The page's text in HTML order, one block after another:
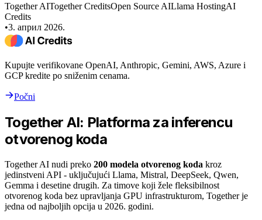
Together AITogether CreditsOpen Source AILlama HostingAI
Credits
•3. април 2026.
Kupujte verifikovane OpenAI, Anthropic, Gemini, AWS, Azure i
GCP kredite po sniženim cenama.
Počni
Together AI: Platforma za inferencu
otvorenog koda
Together AI nudi preko 200 modela otvorenog koda kroz
jedinstveni API - uključujući Llama, Mistral, DeepSeek, Qwen,
Gemma i desetine drugih. Za timove koji žele fleksibilnost
otvorenog koda bez upravljanja GPU infrastrukturom, Together je
jedna od najboljih opcija u 2026. godini.